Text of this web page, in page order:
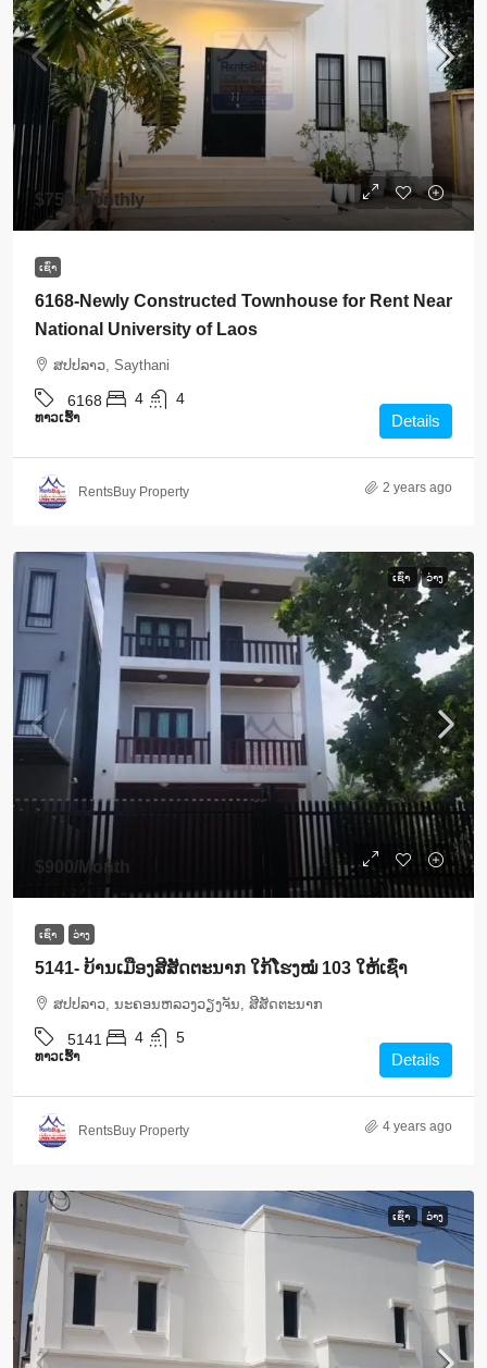
$750/Monthly
ເຊົ່າ
6168-Newly Constructed Townhouse for Rent Near
National University of Laos
ສ​ປ​ປ​ລາວ, Saythani
6168 4 4
ທາວ​ເຮົ້າ Details
RentsBuy Property 2 years ago
ເຊົ່າ ວ່າງ
$900 /Month
ເຊົ່າ ວ່າງ
5141- ບ້ານເມືອງສີສັດຕະນາກ ໃກ້ໂຮງໝໍ 103 ໃຫ້ເຊົ່າ
ສ​ປ​ປ​ລາວ, ນະຄອນຫລວງວຽງຈັນ, ສີສັດຕະນາກ
5141 4 5
ທາວ​ເຮົ້າ Details
RentsBuy Property 4 years ago
ເຊົ່າ ວ່າງ